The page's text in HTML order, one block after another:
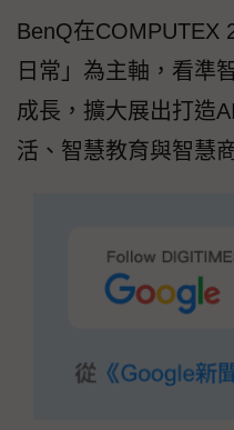
BenQ在COMPUTEX
日常」為主軸，看準
成長，擴大展出打造
活、智慧教育與智慧